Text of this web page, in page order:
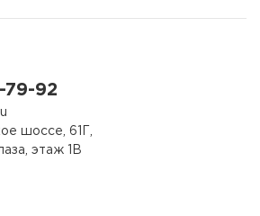
79-92
шоссе, 61Г,
этаж 1В